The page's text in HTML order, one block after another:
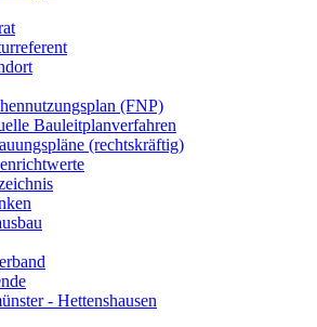
(FNP)
Bauleitplanverfahren
(rechtskräftig)
- Hettenshausen